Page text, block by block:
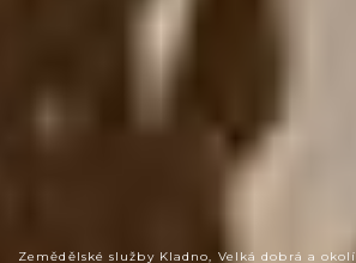
Zemědělské služby Kladno, Velká dobrá a okolí